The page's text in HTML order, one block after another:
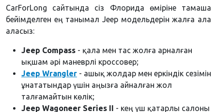
CarForLong сайтында сіз Флорида өміріне тамаша
бейімделген ең танымал Jeep модельдерін жалға ала
аласыз:
Jeep Compass - қала мен тас жолға арналған
ықшам әрі маневрлі кроссовер;
Jeep Wrangler - ашық жолдар мен еркіндік сезімін
ұнататындар үшін аңызға айналған жол
талғамайтын көлік;
Jeep Wagoneer Series II - кең үш қатарлы салоны